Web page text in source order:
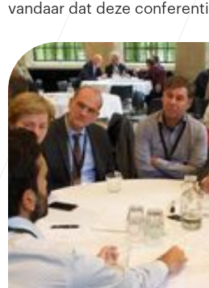
vandaar dat deze